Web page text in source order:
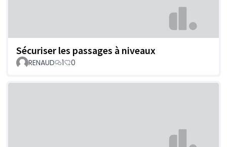
Sécuriser les passages à niveaux
RENAUD 1 0